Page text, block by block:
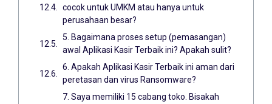
cocok untuk UMKM atau hanya untuk
perusahaan besar?
5. Bagaimana proses setup (pemasangan)
awal Aplikasi Kasir Terbaik ini? Apakah sulit?
6. Apakah Aplikasi Kasir Terbaik ini aman dari
peretasan dan virus Ransomware?
7. Saya memiliki 15 cabang toko. Bisakah